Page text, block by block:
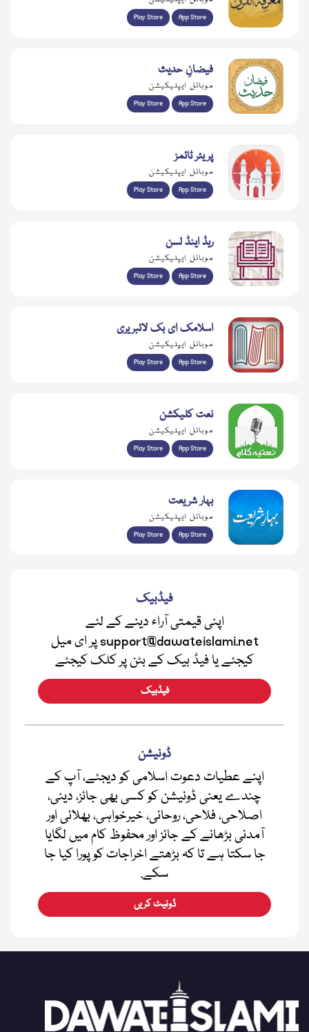
Play Store App Store
فیضانِ حدیث
موبائل ایپلیکیشن
Play Store App Store
پریئر ٹائمز
موبائل ایپلیکیشن
Play Store App Store
ریڈ اینڈ لسن
موبائل ایپلیکیشن
Play Store App Store
اسلامک ای بک لائبریری
موبائل ایپلیکیشن
Play Store App Store
نعت کلیکشن
موبائل ایپلیکیشن
Play Store App Store
بہار شریعت
موبائل ایپلیکیشن
Play Store App Store
فیڈبیک
اپنی قیمتی آراء دینے کے لئے
support@dawateislami.net پر ای میل
کیجئے یا فیڈ بیک کے بٹن پر کلک کیجئے
فیڈبیک
ڈونیشن
اپنے عطیات دعوت اسلامی کو دیجئے، آپ کے
چندے یعنی ڈونیشن کو کسی بھی جائز، دینی،
اصلاحی، فلاحی، روحانی، خیرخواہی، بھلائی اور
آمدنی بڑھانے کے جائز اور محفوظ کام میں لگایا
جا سکتا ہے تا کہ بڑھتے اخراجات کو پورا کیا جا
سکے.
ڈونیٹ کریں